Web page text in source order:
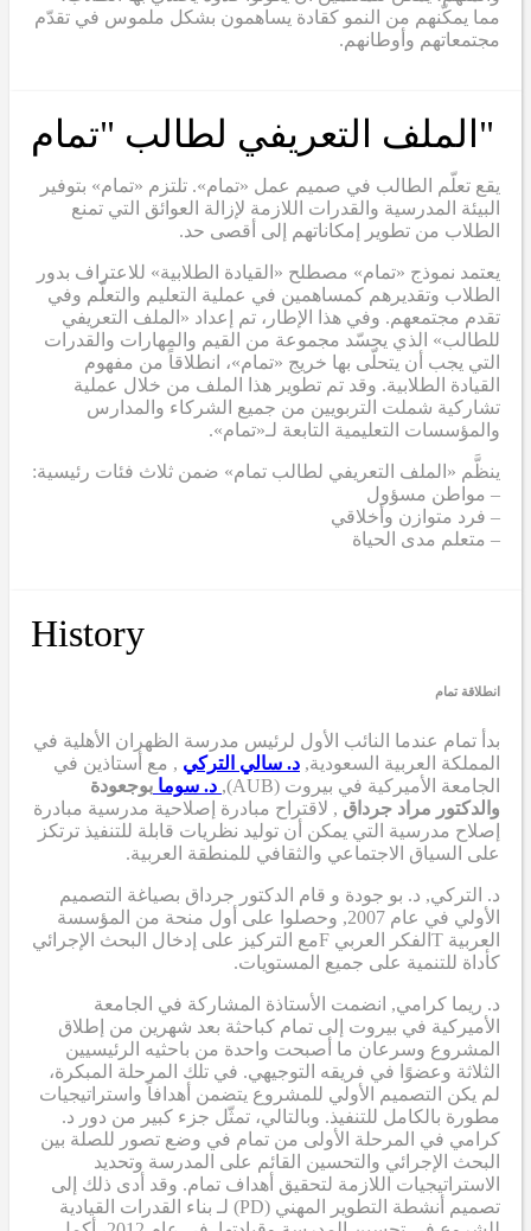
مما يمكّنهم من النمو كقادة يساهمون بشكل ملموس في تقدّم
مجتمعاتهم وأوطانهم.
"الملف التعريفي لطالب "تمام
يقع تعلّم الطالب في صميم عمل «تمام». تلتزم «تمام» بتوفير
البيئة المدرسية والقدرات اللازمة لإزالة العوائق التي تمنع
الطلاب من تطوير إمكاناتهم إلى أقصى حد.
يعتمد نموذج «تمام» مصطلح «القيادة الطلابية» للاعتراف بدور
الطلاب وتقديرهم كمساهمين في عملية التعليم والتعلّم وفي
تقدم مجتمعهم. وفي هذا الإطار، تم إعداد «الملف التعريفي
للطالب» الذي يجسّد مجموعة من القيم والمهارات والقدرات
التي يجب أن يتحلّى بها خريج «تمام»، انطلاقاً من مفهوم
القيادة الطلابية. وقد تم تطوير هذا الملف من خلال عملية
تشاركية شملت التربويين من جميع الشركاء والمدارس
والمؤسسات التعليمية التابعة لـ«تمام».
ينظَّم «الملف التعريفي لطالب تمام» ضمن ثلاث فئات رئيسية:
– مواطن مسؤول
– فرد متوازن وأخلاقي
– متعلم مدى الحياة
History
انطلاقة تمام
بدأ تمام عندماالنائب الأول لرئيس مدرسة الظهران الأهلية في
المملكة العربية السعودية,د. سالي التركي , مع أستاذين في
الجامعة الأميركية في بيروت (AUB),
د. سومابوجعودة
والدكتور مراد جرداق , لاقتراح مبادرة إصلاحية مدرسيةمبادرة
إصلاح مدرسيةالتي يمكن أنتوليد نظريات قابلة للتنفيذ ترتكز
على السياق الاجتماعي والثقافي للمنطقة العربية.
د. التركي ,د. بو جودةوقام الدكتور جرداق بصياغة التصميم
الأولي في عام 2007,
وحصلوا على أول منحة من المؤسسة
العربيةTالفكر العربي Fمع التركيز على إدخال البحث الإجرائي
كأداة للتنمية على جميع المستويات.
د. ريما كرامي انضمت الأستاذة المشاركة في الجامعة
الأميركية في بيروت إلى تمام كباحثة بعد شهرين من إطلاق
المشروع وسرعان ما أصبحت واحدة من باحثيه الرئيسيين
الثلاثة وعضوًا في فريقه التوجيهي. في تلك المرحلة المبكرة،
لم يكن التصميم الأولي للمشروع يتضمن أهدافاً واستراتيجيات
مطورة بالكامل للتنفيذ. وبالتالي، تمثّل جزء كبير من دور د.
كرامي في المرحلة الأولى من تمام في وضع تصور للصلة بين
البحث الإجرائي والتحسين القائم على المدرسة وتحديد
الاستراتيجيات اللازمة لتحقيق أهداف تمام. وقد أدى ذلك إلى
تصميم أنشطة التطوير المهني (PD)
لـبناء القدرات القيادية